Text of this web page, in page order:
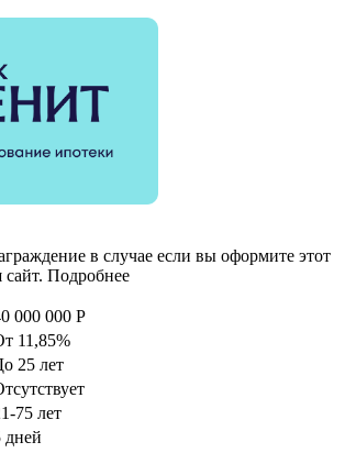
в случае если вы оформите этот
сайт. Подробнее
000 000 Р
11,85%
25 лет
75 лет
дней